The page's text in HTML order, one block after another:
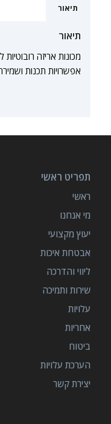
תיאור
תיאור
מכונות אריזה רובוטיות
אפשרויות תכנות
תפריט ראשי
ראשי
מי אנחנו
יעוץ מקצועי
אבטחת איכות
ליווי והדרכה
שירות ותמיכה
עלויות
אחריות
ביטוח
הערכת עלויות
יצירת קשר